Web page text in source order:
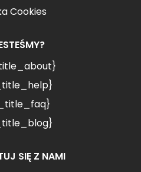
Cookies
SIĘ Z NAMI